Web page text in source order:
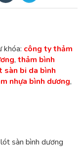
khóa: công ty thảm
, thảm bình
bi da bình
nhựa bình dương,
sàn bình dương